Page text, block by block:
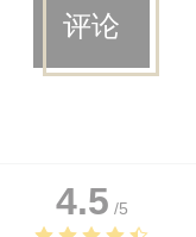
评论
4.5 /5